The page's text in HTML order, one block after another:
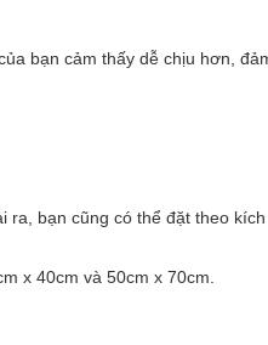
bạn cảm thấy dễ chịu hơn,
bạn cũng có thể đặt theo
x 40cm và 50cm x 70cm.